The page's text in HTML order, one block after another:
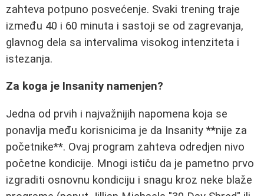
zahteva potpuno posvećenje. Svaki trening traje
između 40 i 60 minuta i sastoji se od zagrevanja,
glavnog dela sa intervalima visokog intenziteta i
istezanja.
Za koga je Insanity namenjen?
Jedna od prvih i najvažnijih napomena koja se
ponavlja među korisnicima je da Insanity **nije za
početnike**. Ovaj program zahteva odredjen nivo
početne kondicije. Mnogi ističu da je pametno prvo
izgraditi osnovnu kondiciju i snagu kroz neke blaže